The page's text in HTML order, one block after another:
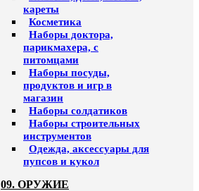
кареты
Косметика
Наборы доктора,
парикмахера, с
питомцами
Наборы посуды,
продуктов и игр в
магазин
Наборы солдатиков
Наборы строительных
инструментов
Одежда, аксессуары для
пупсов и кукол
09. ОРУЖИЕ